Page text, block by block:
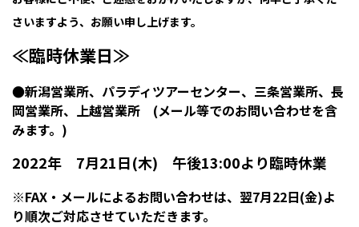
さいますよう、お願い申し上げます。
≪臨時休業日≫
●新潟営業所、パラディツアーセンター、三条営業所、長
岡営業所、上越営業所 (メール等でのお問い合わせを含
みます。)
2022年 7月21日(木) 午後13:00より臨時休業
※FAX・メールによるお問い合わせは、翌7月22日(金)よ
り順次ご対応させていただきます。